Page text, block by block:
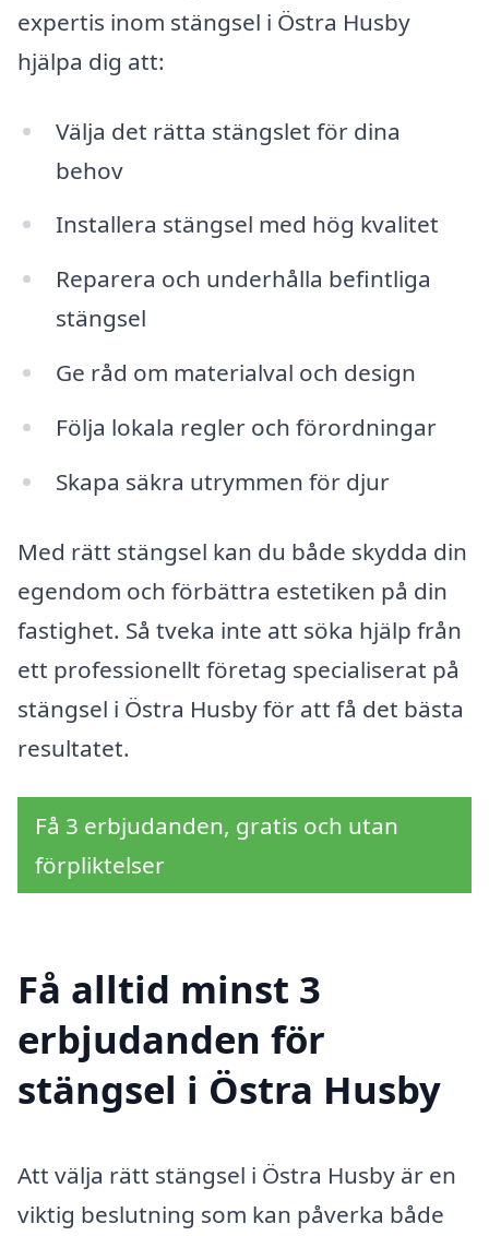
expertis inom stängsel i Östra Husby
hjälpa dig att:
Välja det rätta stängslet för dina
behov
Installera stängsel med hög kvalitet
Reparera och underhålla befintliga
stängsel
Ge råd om materialval och design
Följa lokala regler och förordningar
Skapa säkra utrymmen för djur
Med rätt stängsel kan du både skydda din
egendom och förbättra estetiken på din
fastighet. Så tveka inte att söka hjälp från
ett professionellt företag specialiserat på
stängsel i Östra Husby för att få det bästa
resultatet.
Få 3 erbjudanden, gratis och utan
förpliktelser
Få alltid minst 3
erbjudanden för
stängsel i Östra Husby
Att välja rätt stängsel i Östra Husby är en
viktig beslutning som kan påverka både